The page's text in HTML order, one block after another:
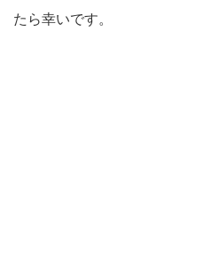
たら幸いです。